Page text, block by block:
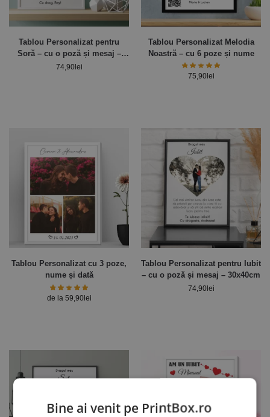
Tablou Personalizat pentru
Soră – cu o poză și mesaj –
30x40cm
74,90lei
Tablou Personalizat Melodia
Noastră – cu 6 poze și nume
75,90 lei
Tablou Personalizat cu 3 poze,
nume și dată
de la 59,90 lei
Tablou Personalizat pentru Iubit
– cu o poză și mesaj – 30x40cm
74,90 lei
Bine ai venit pe PrintBox.ro